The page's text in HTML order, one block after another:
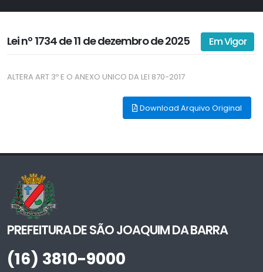
Lei nº 1734 de 11 de dezembro de 2025 Em Vigor
ALTERA ART 3º E O ANEXO UNICO DA LEI 870-2017
Download Arquivo Original
PREFEITURA DE SÃO JOAQUIM DA BARRA
(16) 3810-9000